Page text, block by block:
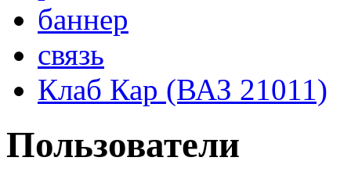
баннер
связь
Клаб Кар (ВАЗ 21011)
Пользователи